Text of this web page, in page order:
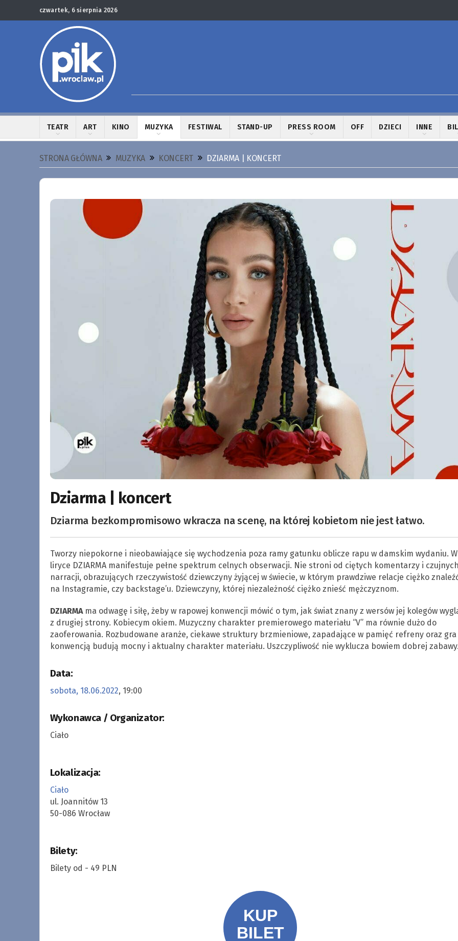
czwartek, 6 sierpnia 2026
TEATR ART KINO MUZYKA FESTIWAL STAND-UP PRESS ROOM OFF DZIECI INNE
STRONA GŁÓWNA MUZYKA KONCERT DZIARMA | KONCERT
Dziarma | koncert
Dziarma bezkompromisowo wkracza na scenę, na której kobietom nie jest łatwo.
Tworzy niepokorne i nieobawiające się wychodzenia poza ramy gatunku oblicze rapu w damskim wydaniu. W
liryce DZIARMA manifestuje pełne spektrum celnych obserwacji. Nie stroni od ciętych komentarzy i
narracji, obrazujących rzeczywistość dziewczyny żyjącej w świecie, w którym prawdziwe relacje ciężko
na Instagramie, czy backstage’u. Dziewczyny, której niezależność ciężko znieść mężczyznom.
DZIARMAma odwagę i siłę, żeby w rapowej konwencji mówić o tym, jak świat znany z wersów jej kolegów
z drugiej strony. Kobiecym okiem. Muzyczny charakter premierowego materiału “V” ma równie dużo do
zaoferowania. Rozbudowane aranże, ciekawe struktury brzmieniowe, zapadające w pamięć refreny oraz gra
konwencją budują mocny i aktualny charakter materiału. Uszczypliwość nie wyklucza bowiem dobrej
Data:
sobota, 18.06.2022, 19:00
Wykonawca / Organizator:
Ciało
Lokalizacja:
Ciało
ul. Joannitów 13
50-086 Wrocław
Bilety:
Bilety od - 49 PLN